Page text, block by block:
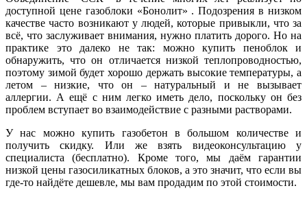
доступной цене газоблоки «Бонолит» . Подозрения в низком
качестве часто возникают у людей, которые привыкли, что за
всё, что заслуживает внимания, нужно платить дорого. Но на
практике это далеко не так: можно купить пеноблок и
обнаружить, что он отличается низкой теплопроводностью,
поэтому зимой будет хорошо держать высокие температуры, а
летом – низкие, что он – натуральный и не вызывает
аллергии. А ещё с ним легко иметь дело, поскольку он без
проблем вступает во взаимодействие с разными растворами.
У нас можно купить газобетон в большом количестве и
получить скидку. Или же взять видеоконсультацию у
специалиста (бесплатно). Кроме того, мы даём гарантии
низкой цены газосиликатных блоков, а это значит, что если вы
где-то найдёте дешевле, мы вам продадим по этой стоимости.